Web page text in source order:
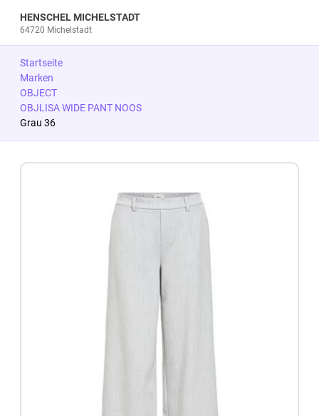
HENSCHEL MICHELSTADT
64720 Michelstadt
Startseite
Marken
OBJECT
OBJLISA WIDE PANT NOOS
Grau 36